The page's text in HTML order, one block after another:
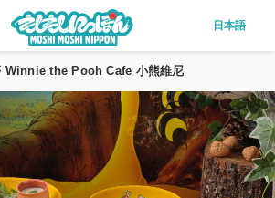
日本語
Winnie the Pooh Cafe 小熊維尼